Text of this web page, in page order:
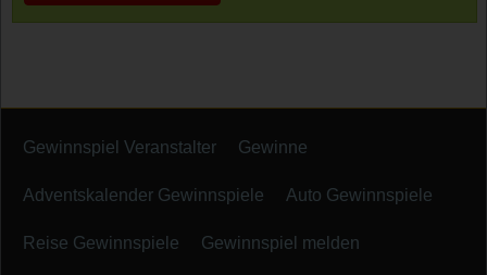
Gewinnspiel Veranstalter Gewinne
Adventskalender Gewinnspiele Auto Gewinnspiele
Reise Gewinnspiele Gewinnspiel melden